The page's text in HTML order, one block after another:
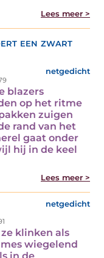
Lees meer >
een zwart
netgedicht
blazers
op het ritme
zuigen
rand van het
gaat onder
hij in de keel
Lees meer >
netgedicht
klinken als
wiegelend